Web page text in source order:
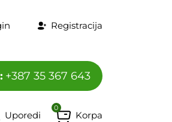
Registracija
Uporedi
0
Korpa
+387 35 367 643
HORECA program